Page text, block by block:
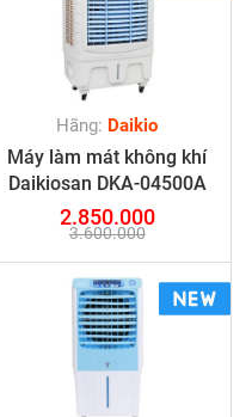
Hãng: Daikio
Máy làm mát không khí
Daikiosan DKA-04500A
2.850.000
3.600.000